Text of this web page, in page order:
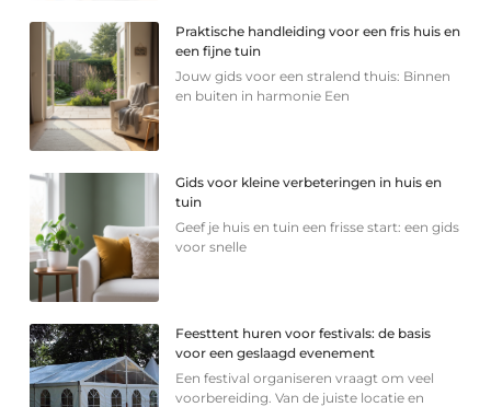
Praktische handleiding voor een fris huis en
een fijne tuin
Jouw gids voor een stralend thuis: Binnen
en buiten in harmonie Een
Gids voor kleine verbeteringen in huis en
tuin
Geef je huis en tuin een frisse start: een gids
voor snelle
Feesttent huren voor festivals: de basis
voor een geslaagd evenement
Een festival organiseren vraagt om veel
voorbereiding. Van de juiste locatie en